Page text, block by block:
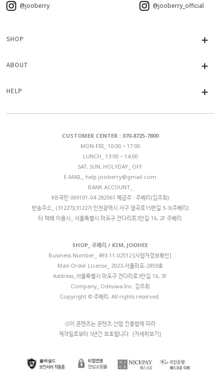
@jooberry @jooberry_official
SHOP
ABOUT
HELP
CUSTOMER CENTER : 070-8725-7800
MON-FRI_ 10:00 ~ 17:00
LUNCH_ 13:00 ~ 14:00
SAT, SUN, HOLYDAY_ OFF
E-MAIL_ help.jooberry@gmail.com
BANK ACCOUNT_
KB국민 069101-04-282961 예금주 : 주베리(김주희)
반송주소_ (31227)(31227) 인천광역시 서구 염곡로15번길 5-3(주베리)
타 택배 이용시_ 서울특별시 마포구 잔다리로3안길 16, 2F 주베리
SHOP_ 주베리 / KIM, JOOHEE
Business Number_ 493-11-02512 [사업자정보확인]
Mail-Order License_ 2023-서울마포-2859호
Address_서울특별시 마포구 잔다리로3안길 16, 3F
Company_ Odeuwa Inc. 김주희
Copyright © 주베리. All rights reserved.
◎이 콘텐츠는 콘텐츠 산업 진흥법에 따라
제작일로부터 5년간 보호됩니다. [자세히보기]